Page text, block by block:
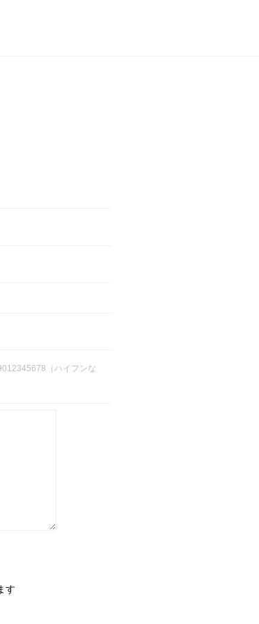
（ハイフンな
す